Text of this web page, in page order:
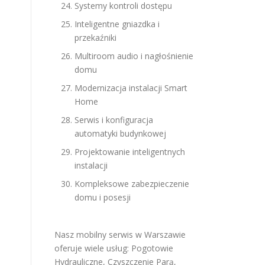
Systemy kontroli dostępu
Inteligentne gniazdka i
przekaźniki
Multiroom audio i nagłośnienie
domu
Modernizacja instalacji Smart
Home
Serwis i konfiguracja
automatyki budynkowej
Projektowanie inteligentnych
instalacji
Kompleksowe zabezpieczenie
domu i posesji
Nasz mobilny serwis w Warszawie
oferuje wiele usług: Pogotowie
Hydrauliczne, Czyszczenie Parą,